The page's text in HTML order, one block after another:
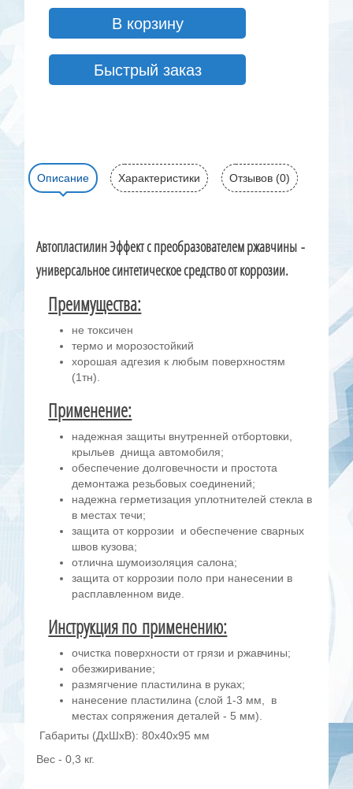
В корзину
Быстрый заказ
Описание Характеристики Отзывов (0)
Автопластилин Эффект с преобразователем ржавчины -
универсальное синтетическое средство от коррозии.
Преимущества:
не токсичен
термо и морозостойкий
хорошая адгезия к любым поверхностям
(1тн).
Применение:
надежная защиты внутренней отбортовки,
крыльев днища автомобиля;
обеспечение долговечности и простота
демонтажа резьбовых соединений;
надежна герметизация уплотнителей стекла в
в местах течи;
защита от коррозии и обеспечение сварных
швов кузова;
отлична шумоизоляция салона;
защита от коррозии поло при нанесении в
расплавленном виде.
Инструкция по применению:
очистка поверхности от грязи и ржавчины;
обезжиривание;
размягчение пластилина в руках;
нанесение пластилина (слой 1-3 мм, в
местах сопряжения деталей - 5 мм).
Габариты (ДхШхВ): 80х40х95 мм
Вес - 0,3 кг.